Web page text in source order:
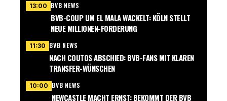
13:00 BVB NEWS
BVB-COUP UM EL MALA WACKELT: KÖLN STELLT
NEUE MILLIONEN-FORDERUNG
11:30 BVB NEWS
NACH COUTOS ABSCHIED: BVB-FANS MIT KLAREN
TRANSFER-WÜNSCHEN
10:00 BVB NEWS
NEWCASTLE MACHT ERNST: BEKOMMT DER BVB